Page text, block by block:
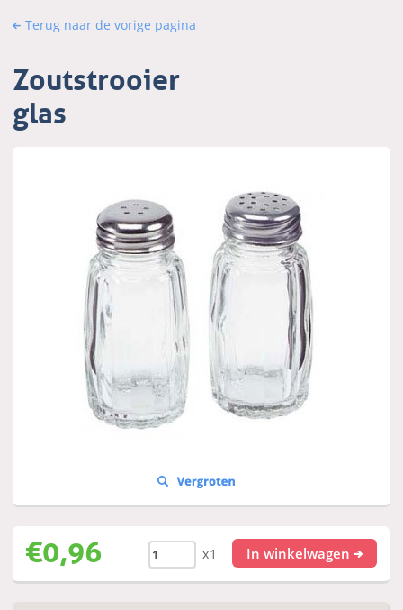
Terug naar de vorige pagina
Zoutstrooier
glas
€0,96 x1 In winkelwagen